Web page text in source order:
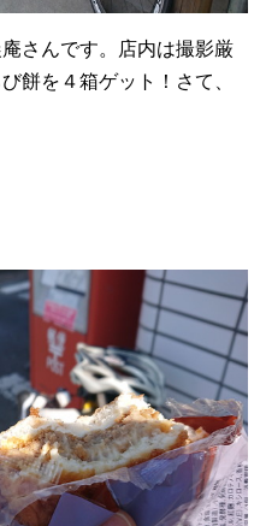
さんです。店内は撮影厳
餅を４箱ゲット！さて、